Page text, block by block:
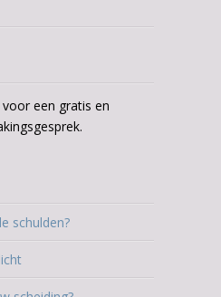
een gratis en
schulden?